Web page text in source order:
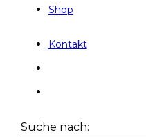
Shop
Kontakt
Suche nach: